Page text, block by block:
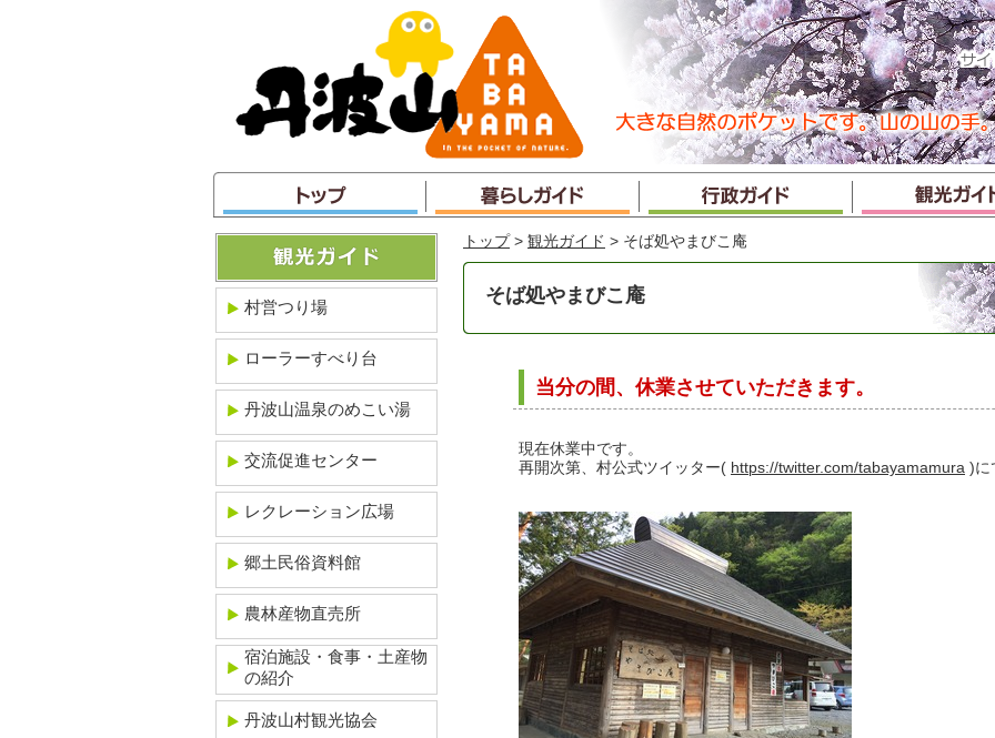
ャ
ン
プ
トップ > 観光ガイド > そば処やまびこ庵
そば処やまびこ庵
当分の間、休業させていただきます。
現在休業中です。
再開次第、村公式ツイッター( https://twitter.com/tabayamamura )に
村営つり場
ローラーすべり台
丹波山温泉のめこい湯
交流促進センター
レクレーション広場
郷土民俗資料館
農林産物直売所
宿泊施設・食事・土産物
の紹介
丹波山村観光協会